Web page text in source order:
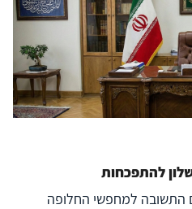
להתפכחות
התשובה למחפשי החלופה